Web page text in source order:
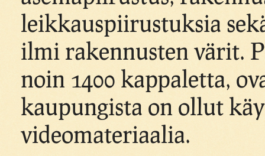
leikkauspiirustuksia
ilmi rakennusten värit.
noin 1400 kappaletta,
kaupungista on ollut
videomateriaalia.